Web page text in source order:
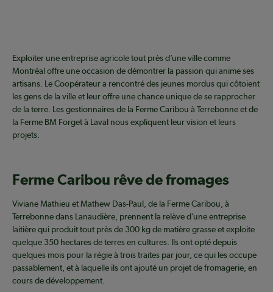
Exploiter une entreprise agricole tout près d’une ville comme
Montréal offre une occasion de démontrer la passion qui anime ses
artisans. Le Coopérateur a rencontré des jeunes mordus qui côtoient
les gens de la ville et leur offre une chance unique de se rapprocher
de la terre. Les gestionnaires de la Ferme Caribou à Terrebonne et de
la Ferme BM Forget à Laval nous expliquent leur vision et leurs
projets.
Ferme Caribou rêve de fromages
Viviane Mathieu et Mathew Das-Paul, de la Ferme Caribou, à
Terrebonne dans Lanaudière, prennent la relève d’une entreprise
laitière qui produit tout près de 300 kg de matière grasse et exploite
quelque 350 hectares de terres en cultures. Ils ont opté depuis
quelques mois pour la régie à trois traites par jour, ce qui les occupe
passablement, et à laquelle ils ont ajouté un projet de fromagerie, en
cours de développement.